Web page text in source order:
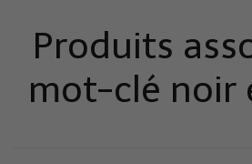
Produits
mot-clé noir